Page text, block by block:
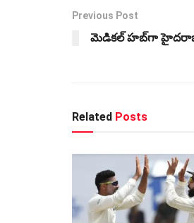
Previous Post
మెడికల్‌ హబ్‌గా
Related Posts